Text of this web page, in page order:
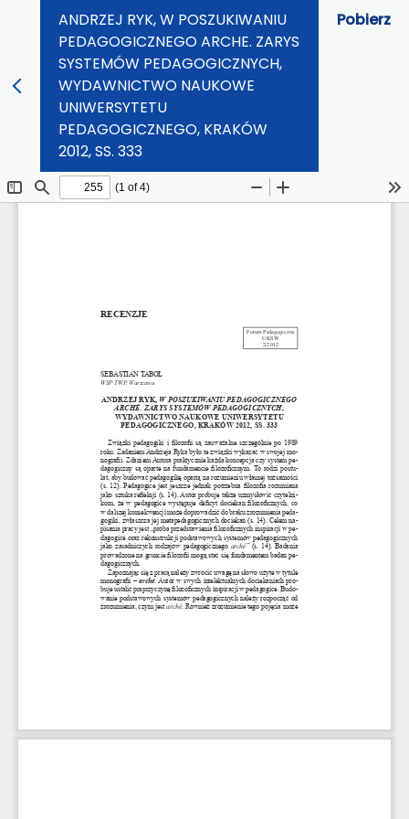
ANDRZEJ RYK, W POSZUKIWANIU
PEDAGOGICZNEGO ARCHE. ZARYS
SYSTEMÓW PEDAGOGICZNYCH,
WYDAWNICTWO NAUKOWE
UNIWERSYTETU
PEDAGOGICZNEGO, KRAKÓW
2012, SS. 333
Pobierz